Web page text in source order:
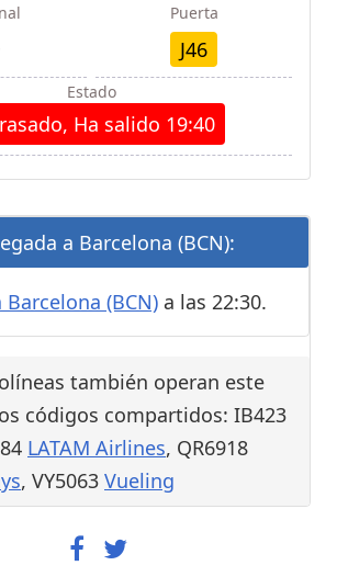
Puerta
J46
Estado
Ha salido 19:40
a Barcelona (BCN):
(BCN) a las 22:30.
también operan este
códigos compartidos: IB423
LATAM Airlines, QR6918
, VY5063 Vueling